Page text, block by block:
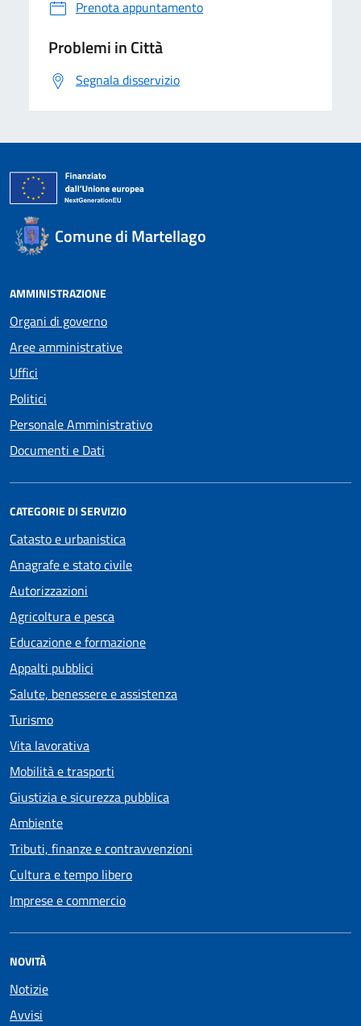
Prenota appuntamento
Problemi in Città
Segnala disservizio
Comune di Martellago
AMMINISTRAZIONE
Organi di governo
Aree amministrative
Uffici
Politici
Personale Amministrativo
Documenti e Dati
CATEGORIE DI SERVIZIO
Catasto e urbanistica
Anagrafe e stato civile
Autorizzazioni
Agricoltura e pesca
Educazione e formazione
Appalti pubblici
Salute, benessere e assistenza
Turismo
Vita lavorativa
Mobilità e trasporti
Giustizia e sicurezza pubblica
Ambiente
Tributi, finanze e contravvenzioni
Cultura e tempo libero
Imprese e commercio
NOVITÀ
Notizie
Avvisi